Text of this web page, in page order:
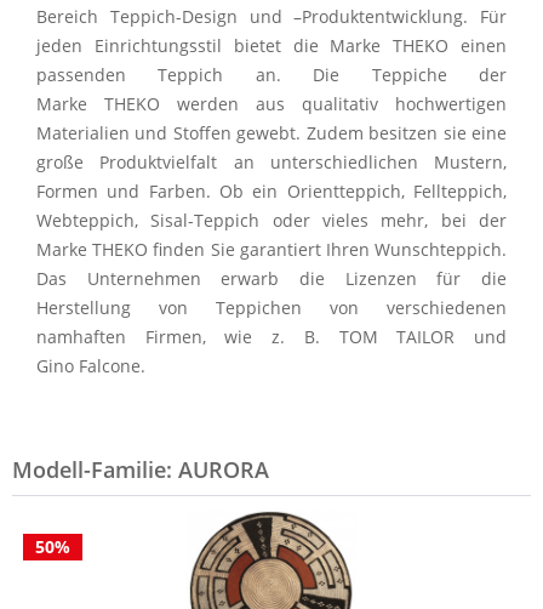
Bereich Teppich-Design und –Produktentwicklung. Für
jeden Einrichtungsstil bietet die MarkeTHEKO einen
passenden Teppich an. Die Teppiche der
Marke THEKO werden aus qualitativ hochwertigen
Materialien und Stoffen gewebt. Zudem besitzen sie eine
große Produktvielfalt an unterschiedlichen Mustern,
Formen und Farben. Ob ein Orientteppich, Fellteppich,
Webteppich, Sisal-Teppich oder vieles mehr, bei der
MarkeTHEKO finden Sie garantiert Ihren Wunschteppich.
Das Unternehmen erwarb die Lizenzen für die
Herstellung von Teppichen von verschiedenen
namhaften Firmen, wiez. B. TOMTAILOR und
Gino Falcone.
Modell-Familie: AURORA
50%